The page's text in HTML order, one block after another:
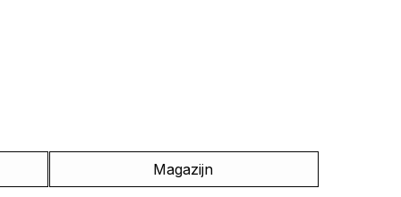
Magazijn